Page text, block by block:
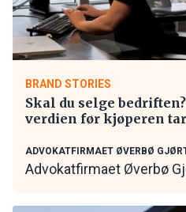
BRAND STORIES
Skal du selge
verdien før kjøperen
ADVOKATFIRMAET ØVERBØ
Advokatfirmaet Øverbø